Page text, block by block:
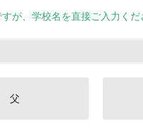
が、学校名を直接ご入力くだ
父